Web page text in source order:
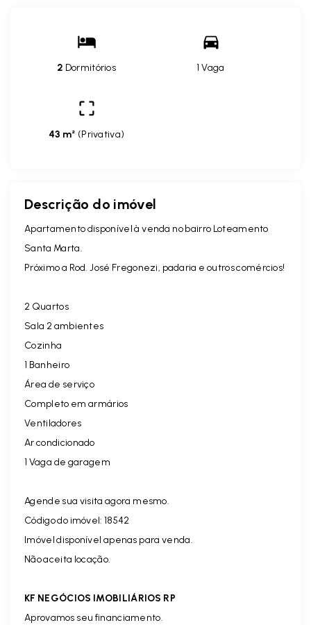
2 Dormitórios 1 Vaga
43 m² (Privativa)
Descrição do imóvel
Apartamento disponível à venda no bairro Loteamento
Santa Marta.
Próximo a Rod. José Fregonezi, padaria e outros comércios!
2 Quartos
Sala 2 ambientes
Cozinha
1 Banheiro
Área de serviço
Completo em armários
Ventiladores
Ar condicionado
1 Vaga de garagem
Agende sua visita agora mesmo.
Código do imóvel: 18542
Imóvel disponível apenas para venda.
Não aceita locação.
KF NEGÓCIOS IMOBILIÁRIOS RP
Aprovamos seu financiamento.